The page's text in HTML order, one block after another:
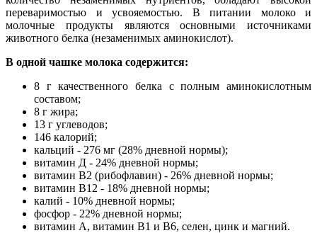
переваримостью и усвояемостью. В питании молоко и
молочные продукты являются основными источниками
животного белка (незаменимых аминокислот).
В одной чашке молока содержится:
8 г качественного белка с полным аминокислотным
составом;
8 г жира;
13 г углеводов;
146 калорий;
кальций - 276 мг (28% дневной нормы);
витамин Д - 24% дневной нормы;
витамин В2 (рибофлавин) - 26% дневной нормы;
витамин В12 - 18% дневной нормы;
калий - 10% дневной нормы;
фосфор - 22% дневной нормы;
витамин А, витамин В1 и В6, селен, цинк и магний.